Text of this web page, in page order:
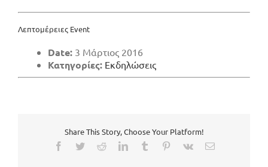
Λεπτομέρειες Event
Date: 3 Μάρτιος 2016
Κατηγορίες: Εκδηλώσεις
Share This Story, Choose Your Platform!
Facebook
TwitterRedditLinkedInTumblr Pinterest
Vk Email